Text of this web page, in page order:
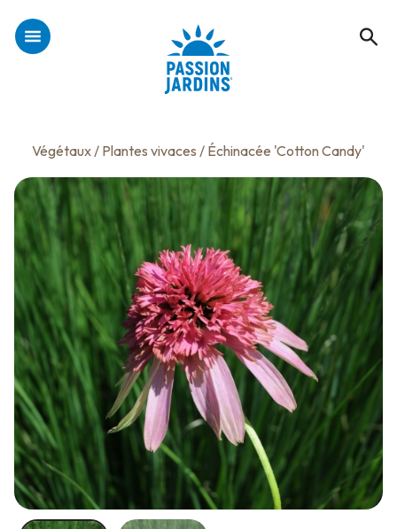
Végétaux/ Plantes vivaces / Échinacée 'Cotton Candy'